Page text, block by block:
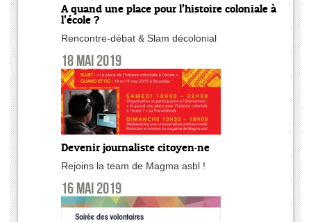
A quand une place pour l’histoire coloniale à
l’école ?
Rencontre-débat & Slam décolonial
18 mai 2019
Devenir journaliste citoyen·ne
Rejoins la team de Magma asbl !
16 mai 2019